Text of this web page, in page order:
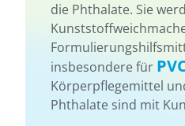
die Phthalate. Sie
insbesondere für
Körperpflegemittel
Phthalate sind mit